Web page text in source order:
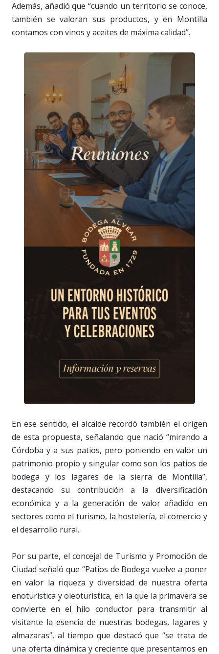
Además, añadió que “cuando un territorio se conoce,
también se valoran sus productos, y en Montilla
contamos con vinos y aceites de máxima calidad”.
En ese sentido, el alcalde recordó también el origen
de esta propuesta, señalando que nació “mirando a
Córdoba y a sus patios, pero poniendo en valor un
patrimonio propio y singular como son los patios de
bodega y los lagares de la sierra de Montilla”,
destacando su contribución a la diversificación
económica y a la generación de valor añadido en
sectores como el turismo, la hostelería, el comercio y
el desarrollo rural.
Por su parte, el concejal de Turismo y Promoción de
Ciudad señaló que “Patios de Bodega vuelve a poner
en valor la riqueza y diversidad de nuestra oferta
enoturística y oleoturística, en la que la primavera se
convierte en el hilo conductor para transmitir al
visitante la esencia de nuestras bodegas, lagares y
almazaras”, al tiempo que destacó que “se trata de
una oferta dinámica y creciente que presentamos en